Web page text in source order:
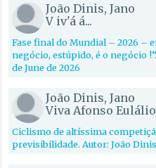
João Dinis, Jano
V iv'á á...
Fase final do Mundial – 2026 –
negócio, estúpido, é o negócio
de June de 2026
João Dinis, Jano
Viva Afonso
Ciclismo de altíssima
previsibilidade. Autor: João Dinis